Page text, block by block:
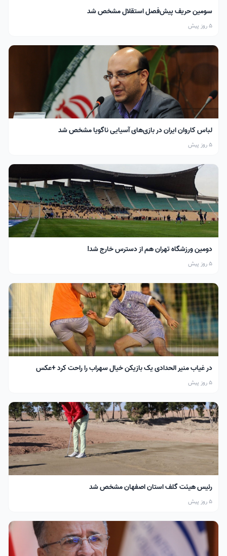
سومین حریف پیش‌فصل استقلال مشخص شد
5 روز پیش
لباس کاروان ایران در بازی‌های آسیایی ناگویا مشخص شد
5 روز پیش
دومین ورزشگاه تهران هم از دسترس خارج شد!
5 روز پیش
در غیاب منیر الحدادی یک بازیکن خیال سهراب را راحت کرد +عکس
5 روز پیش
رئیس هیئت گلف استان اصفهان مشخص شد
5 روز پیش